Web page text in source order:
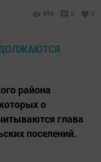
959 0 0
района
о
глава
поселений.